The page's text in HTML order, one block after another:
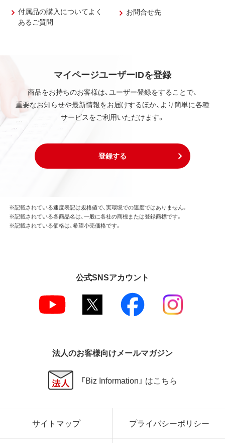
付属品の購入についてよく
あるご質問
お問合せ先
マイページユーザーIDを登録
商品をお持ちのお客様は、ユーザー登録をすることで、
重要なお知らせや最新情報をお届けするほか、より簡単に各種
サービスをご利用いただけます。
登録する
※記載されている速度表記は規格値で、実環境での速度ではありません。
※記載されている各商品名は、一般に各社の商標または登録商標です。
※記載されている価格は、希望小売価格です。
公式SNSアカウント
法人のお客様向けメールマガジン
「Biz Information」 はこちら
サイトマップ プライバシーポリシー